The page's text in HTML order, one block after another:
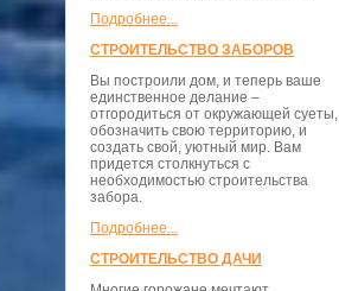
Подробнее...
СТРОИТЕЛЬСТВО ЗАБОРОВ
Вы построили дом, и теперь ваше
единственное делание –
отгородиться от окружающей суеты,
обозначить свою территорию, и
создать свой, уютный мир. Вам
придется столкнуться с
необходимостью строительства
забора.
Подробнее...
СТРОИТЕЛЬСТВО ДАЧИ